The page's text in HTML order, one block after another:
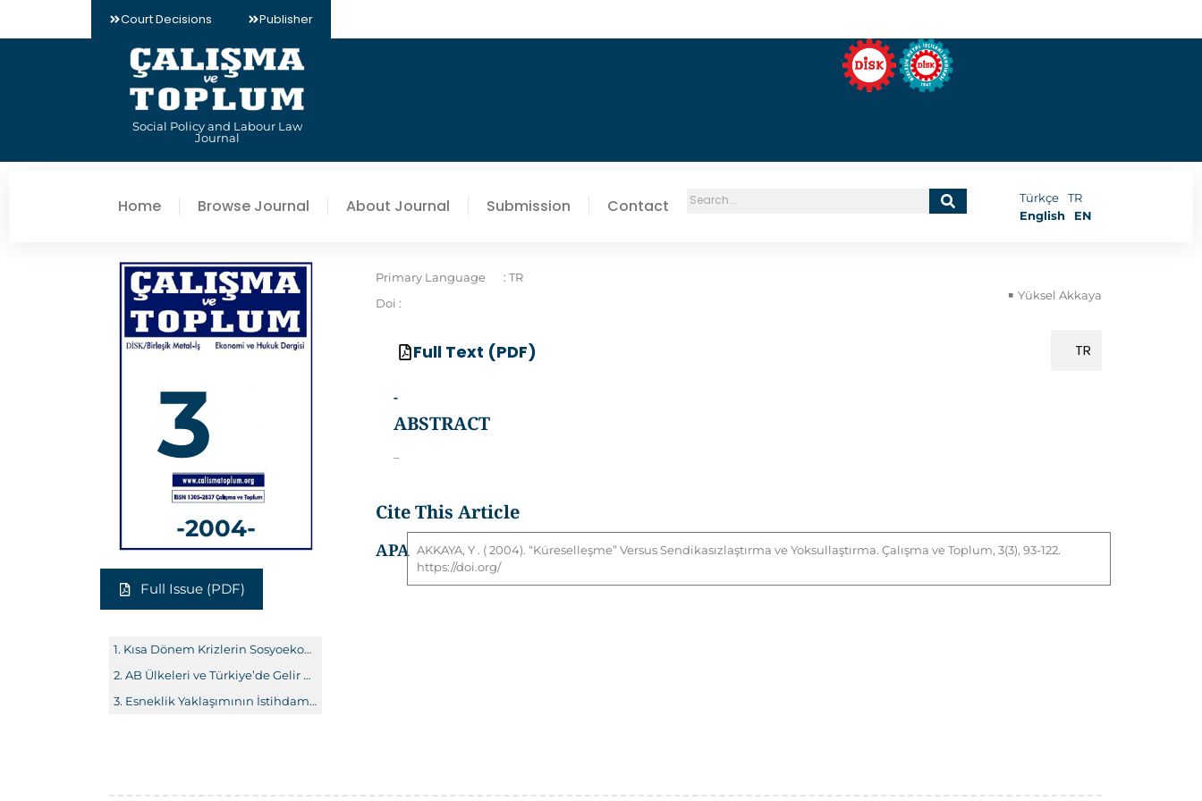
Court Decisions Publisher
Social Policy and Labour Law
Journal
Home Browse Journal About Journal Submission Contact Türkçe
TR
English
EN
3
-2004-
Full Issue (PDF)
Kısa Dönem Krizlerin Sosyoekonomik Etkileri: Türkiye, Endonezya ve Arjantin Deneyimleri
AB Ülkeleri ve Türkiye’de Gelir Eşitsizliği: Piyasa Dağılımı-Yeniden Dağılım
Esneklik Yaklaşımının İstihdam Hacmi Açısından Değerlendirilmesi
Primary Language
: TR
Doi :
Full Text (PDF)
Yüksel Akkaya
TR
-
ABSTRACT
–
Cite This Article
APA AKKAYA, Y. ( 2004). “Küreselleşme” Versus Sendikasızlaştırma ve Yoksullaştırma. Çalışma ve Toplum, 3(3), 93-122.
https://doi.org/